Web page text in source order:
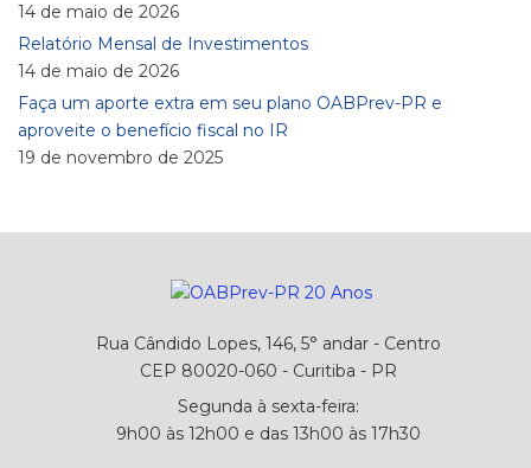
14 de maio de 2026
Relatório Mensal de Investimentos
14 de maio de 2026
Faça um aporte extra em seu plano OABPrev-PR e
aproveite o benefício fiscal no IR
19 de novembro de 2025
Rua Cândido Lopes, 146, 5° andar - Centro
CEP 80020-060 - Curitiba - PR
Segunda à sexta-feira:
9h00 às 12h00 e das 13h00 às 17h30